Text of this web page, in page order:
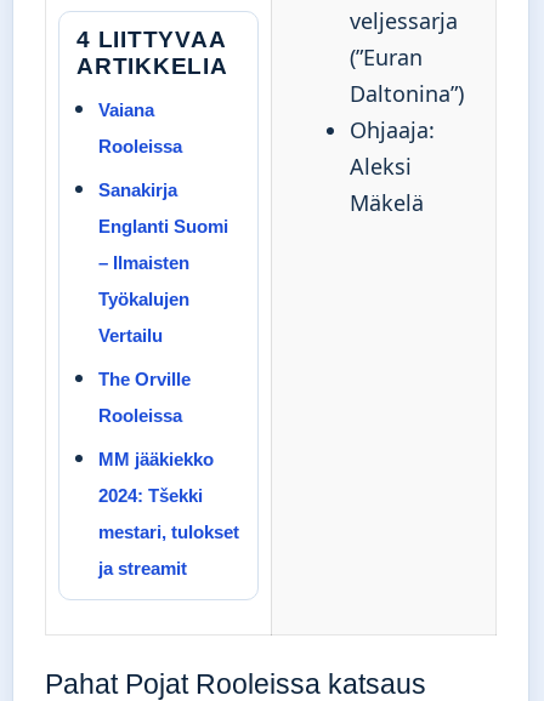
4 LIITTYVAA
ARTIKKELIA
Vaiana
Rooleissa
Sanakirja
Englanti Suomi
– Ilmaisten
Työkalujen
Vertailu
The Orville
Rooleissa
MM jääkiekko
2024: Tšekki
mestari, tulokset
ja streamit
veljessarja
(”Euran
Daltonina”)
Ohjaaja:
Aleksi
Mäkelä
Pahat Pojat Rooleissa katsaus